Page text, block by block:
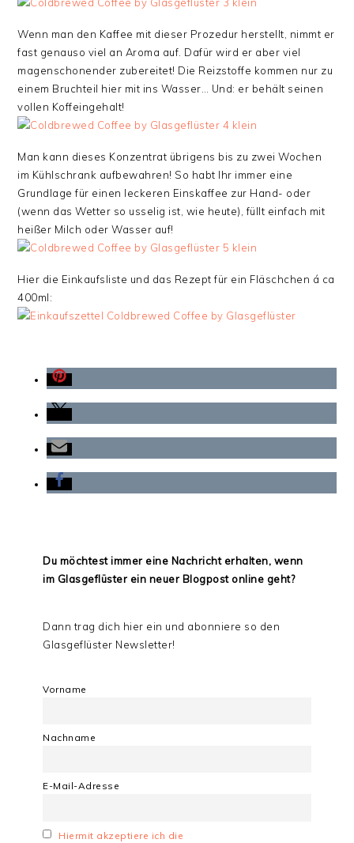
Wenn man den Kaffee mit dieser Prozedur herstellt, nimmt er
fast genauso viel an Aroma auf. Dafür wird er aber viel
magenschonender zubereitet! Die Reizstoffe kommen nur zu
einem Bruchteil hier mit ins Wasser… Und: er behält seinen
vollen Koffeingehalt!
Man kann dieses Konzentrat übrigens bis zu zwei Wochen
im Kühlschrank aufbewahren! So habt Ihr immer eine
Grundlage für einen leckeren Einskaffee zur Hand- oder
(wenn das Wetter so usselig ist, wie heute), füllt einfach mit
heißer Milch oder Wasser auf!
Hier die Einkaufsliste und das Rezept für ein Fläschchen á ca
400ml:
Du möchtest immer eine Nachricht erhalten, wenn
im Glasgeflüster ein neuer Blogpost online geht?
Dann trag dich hier ein und abonniere so den
Glasgeflüster Newsletter!
Vorname
Nachname
E-Mail-Adresse
Hiermit akzeptiere ich die